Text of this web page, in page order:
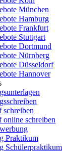
München
Hamburg
Frankfurt
Stuttgart
Dortmund
Nürnberg
Düsseldorf
Hannover
schreiben
online schreiben
Praktikum
Schülerpraktikum